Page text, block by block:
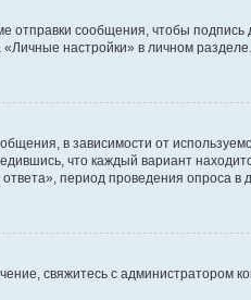
отправки сообщения, чтобы подпись
настройки» в личном
в зависимости от
что каждый вариант
период проведения опроса в
свяжитесь с администратором